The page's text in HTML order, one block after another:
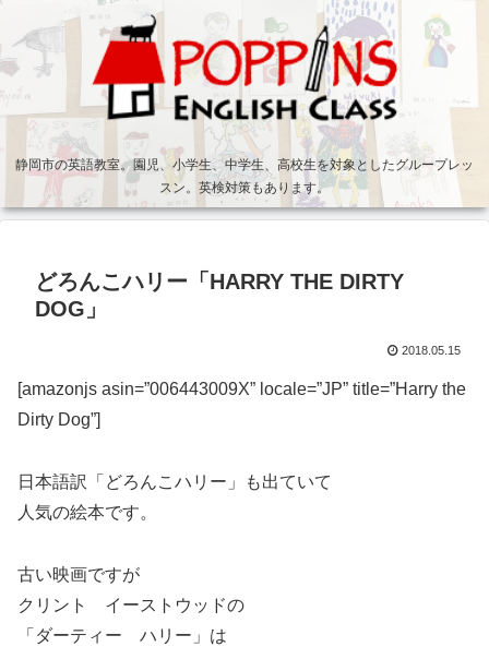
静岡市の英語教室。園児、小学生、中学生、高校生を対象としたグループレッ
スン。英検対策もあります。
どろんこハリー「HARRY THE DIRTY
DOG」
2018.05.15
[amazonjs asin=”006443009X” locale=”JP” title=”Harry the
Dirty Dog”]
日本語訳「どろんこハリー」も出ていて
人気の絵本です。
古い映画ですが
クリント イーストウッドの
「ダーティー ハリー」は